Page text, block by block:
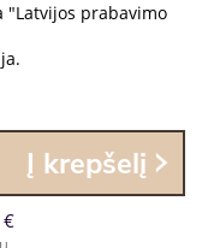
"Latvijos prabavimo
Į krepšelį
€